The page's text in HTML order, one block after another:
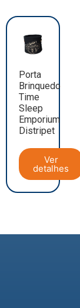
Porta
Brinquedo
Time
Sleep
Emporium
Distripet
Ver
detalhes